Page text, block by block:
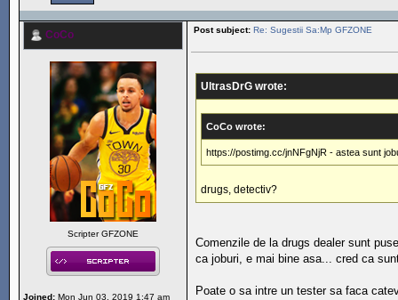
CoCo Post subject: Re: Sugestii Sa:Mp GFZONE
Scripter GFZONE
Joined: Mon Jun 03, 2019 1:47 am
UltrasDrG wrote:
CoCo wrote:
https://postimg.cc/jnNFgNjR - astea sunt
drugs, detectiv?
Comenzile de la drugs dealer sunt
ca joburi, e mai bine asa... cred ca
Poate o sa intre un tester sa faca